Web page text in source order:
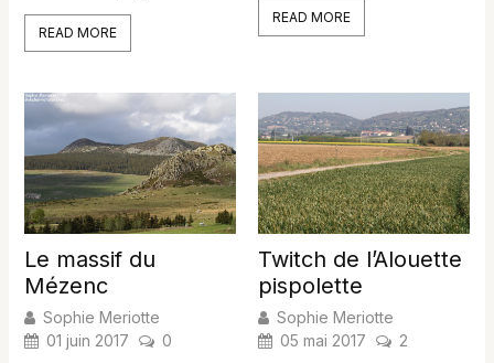
READ MORE
READ MORE
Le massif du
Mézenc
Sophie Meriotte
01 juin 2017
0
Twitch de l’Alouette
pispolette
Sophie Meriotte
05 mai 2017
2